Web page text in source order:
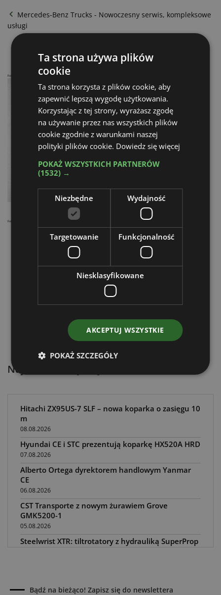
Mercedes-Benz Trucks - Nowoczesny serwis, kompleksowe
usługi
Still - Seryjni laureaci
Reklama
Najnowsze artykuły:
Hitachi ZX95US-7 SLF – nowa koparka o zasięgu 10
m
08.08.2026
Hyundai CE i STC prezentują koparkę HX520A HRD
07.08.2026
Alberto Ortega dyrektorem handlowym Yanmar
CE
06.08.2026
CST Transporte z nowym żurawiem Grove
GMK5200-1
05.08.2026
Steelwrist XTR: tiltrotatory z hydrauliką SuperProp
03.08.2026
Reklama
Bądź na bieżąco! Zapisz się do newslettera
Ta strona używa plików
cookie
Ta strona korzysta z plików cookie, aby
zapewnić lepszą wygodę użytkowania.
Korzystając z tej strony, wyrażasz zgodę
na używanie przez nas wszystkich plików
cookie zgodnie z warunkami naszej
polityki plików cookie. Dowiedz się więcej
POKAŻ WSZYSTKICH PARTNERÓW
(1532) →
Niezbędne Wydajność
Targetowanie Funkcjonalność
Niesklasyfikowane
AKCEPTUJ WSZYSTKIE
POKAŻ SZCZEGÓŁY